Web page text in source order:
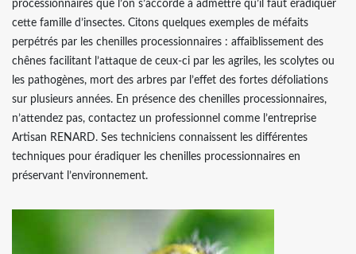
processionnaires que l’on s’accorde à admettre qu’il faut éradiquer
cette famille d’insectes. Citons quelques exemples de méfaits
perpétrés par les chenilles processionnaires : affaiblissement des
chênes facilitant l’attaque de ceux-ci par les agriles, les scolytes ou
les pathogènes, mort des arbres par l’effet des fortes défoliations
sur plusieurs années. En présence des chenilles processionnaires,
n’attendez pas, contactez un professionnel comme l’entreprise
Artisan RENARD. Ses techniciens connaissent les différentes
techniques pour éradiquer les chenilles processionnaires en
préservant l’environnement.